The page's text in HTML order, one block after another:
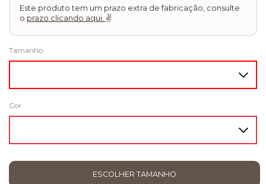
Este produto tem um prazo extra de fabricação, consulte
o prazo clicando aqui. ✌
Tamanho
Cor